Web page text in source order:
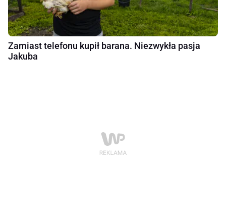
Zamiast telefonu kupił barana. Niezwykła pasja
Jakuba